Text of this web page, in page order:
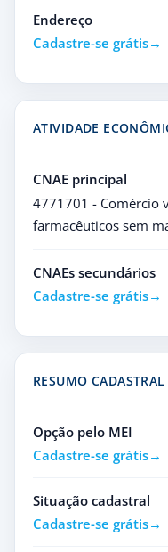
Endereço
Cadastre-se grátis
ATIVIDADE
CNAE principal
4771701 - Comércio
farmacêuticos sem
CNAEs secundários
Cadastre-se grátis
RESUMO
Opção pelo MEI
Cadastre-se grátis
Situação cadastral
Cadastre-se grátis